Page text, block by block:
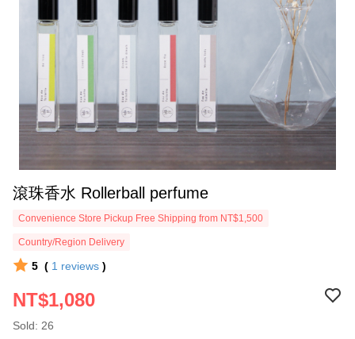
滾珠香水 Rollerball perfume
Convenience Store Pickup Free Shipping from NT$1,500
Country/Region Delivery
5 ( 1 reviews )
NT$1,080
Sold: 26